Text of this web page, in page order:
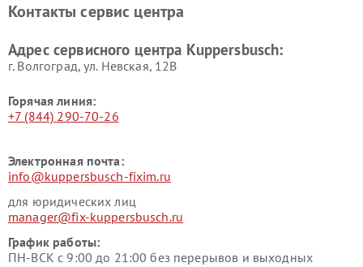
Kuppersbusch
вакуумных упаковщиков
Ремонт сушильных машин Kuppersbusch
Контакты сервис центра
Адрес сервисного центра Kuppersbusch:
г. Волгоград, ул. Невская, 12В
Горячая линия:
+7 (844) 290-70-26
Электронная почта:
info@kuppersbusch-fixim.ru
для юридических лиц
manager@fix-kuppersbusch.ru
График работы:
ПН-ВСК с 9:00 до 21:00 без перерывов и выходных